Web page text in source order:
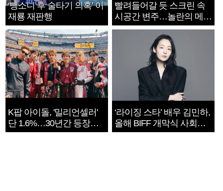
‘뺑소니 후 술타기 의혹’ 이
재룡 재판행
빨려들어갈 듯 스크린 속
시공간 변주…놀란의 메시
지는 ‘전쟁 속죄’
K팝 아이돌, '밀리언셀러'
단 1.6%…30년간 등장
1182개팀 전수조사
‘라이징 스타’ 배우 김민하,
올해 BIFF 개막식 사회자
확정